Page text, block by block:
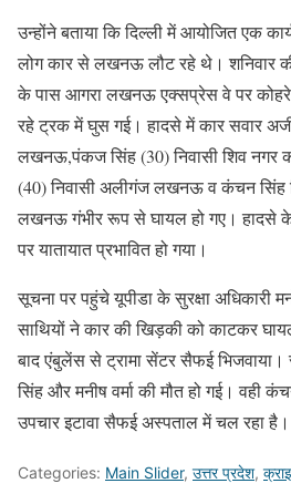
उन्होंने बताया कि दिल्ली में आयोजित एक
लोग कार से लखनऊ लौट रहे थे। शनिवार
के पास आगरा लखनऊ एक्सप्रेस वे पर
रहे ट्रक में घुस गई। हादसे में कार सवार
लखनऊ,पंकज सिंह (30) निवासी शिव नगर
(40) निवासी अलीगंज लखनऊ व कंचन सिंह
लखनऊ गंभीर रूप से घायल हो गए। हादसे
पर यातायात प्रभावित हो गया।
सूचना पर पहुंचे यूपीडा के सुरक्षा अधिकारी
साथियों ने कार की खिड़की को काटकर
बाद एंबुलेंस से ट्रामा सेंटर सैफई
सिंह और मनीष वर्मा की मौत हो गई। वही
उपचार इटावा सैफई अस्पताल में चल रहा है।
Categories: Main Slider, उत्तर प्रदेश,